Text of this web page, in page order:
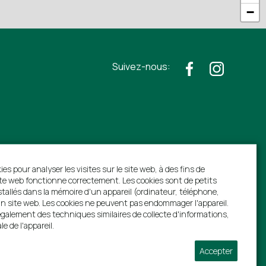
−
Suivez-nous:
pour analyser les visites sur le site web, à des fins de
web fonctionne correctement. Les cookies sont de petits
dans la mémoire d'un appareil (ordinateur, téléphone,
site web. Les cookies ne peuvent pas endommager l'appareil.
des techniques similaires de collecte d'informations,
de l'appareil.
Accepter